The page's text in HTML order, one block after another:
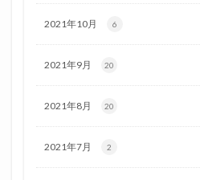
2021年10月 6
2021年9月 20
2021年8月 20
2021年7月 2